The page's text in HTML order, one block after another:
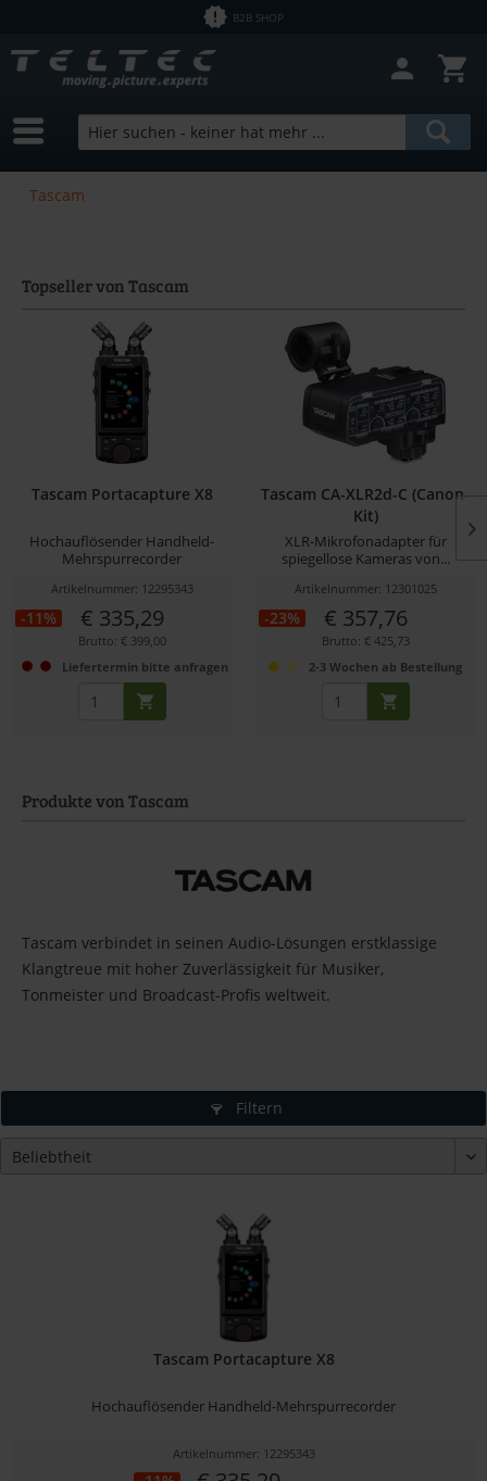
B2B SHOP
Tascam
Topseller von Tascam
Tascam Portacapture X8
Hochauflösender Handheld-
Mehrspurrecorder
Artikelnummer: 12295343
-11% € 335,29
Brutto: € 399,00
Liefertermin bitte anfragen
Tascam CA-XLR2d-C (Canon-
Kit)
XLR-Mikrofonadapter für
spiegellose Kameras von...
Artikelnummer: 12301025
-23% € 357,76
Brutto: € 425,73
2-3 Wochen ab Bestellung
Produkte von Tascam
Tascam verbindet in seinen Audio-Lösungen erstklassige
Klangtreue mit hoher Zuverlässigkeit für Musiker,
Tonmeister und Broadcast-Profis weltweit.
Filtern
Tascam Portacapture X8
Hochauflösender Handheld-Mehrspurrecorder
Artikelnummer: 12295343